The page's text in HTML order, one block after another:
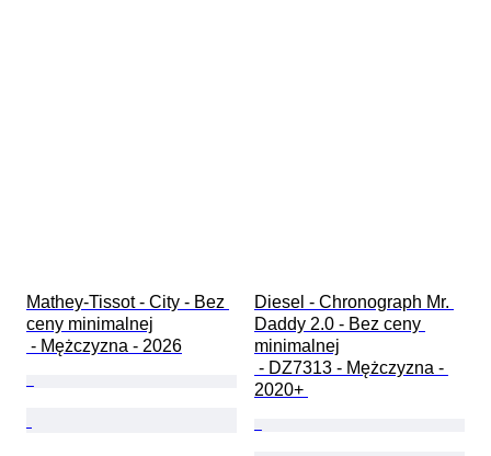
Mathey-Tissot - City - Bez
ceny minimalnej
- Mężczyzna - 2026
Diesel - Chronograph Mr.
Daddy 2.0 - Bez ceny
minimalnej
2020+